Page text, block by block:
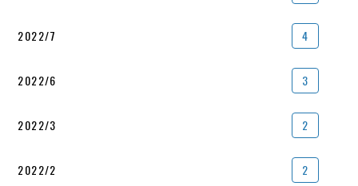
2022/7 4
2022/6 3
2022/3 2
2022/2 2